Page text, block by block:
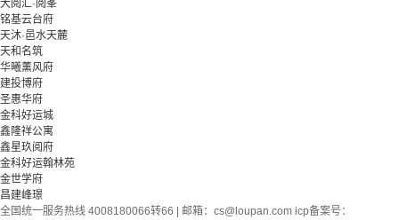
大阅汇·阅峯
铭基云台府
天沐·邑水天麓
天和名筑
华曦薰风府
建投博府
圣惠华府
金科好运城
鑫隆祥公寓
鑫星玖阅府
金科好运翰林苑
金世学府
昌建峰璟
全国统一服务热线 4008180066转66 | 邮箱： cs@loupan.com icp备案号：